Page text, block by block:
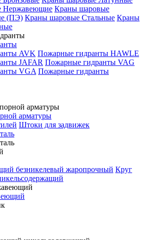
Нержавеющие Краны шаровые
(ПЭ) Краны шаровые Стальные Краны
AVK Пожарные гидранты HAWLE
JAFAR Пожарные гидранты VAG
VGA Пожарные гидранты
арматуры
Штоки для задвижек
безникелевый жаропрочный Круг